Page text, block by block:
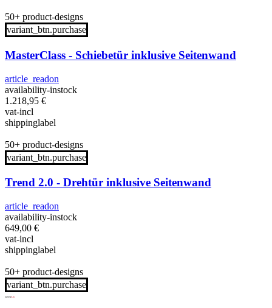
50+ product-designs
variant_btn.purchase
MasterClass - Schiebetür inklusive Seitenwand
article_readon
availability-instock
1.218,95 €
vat-incl
shippinglabel
50+ product-designs
variant_btn.purchase
Trend 2.0 - Drehtür inklusive Seitenwand
article_readon
availability-instock
649,00 €
vat-incl
shippinglabel
50+ product-designs
variant_btn.purchase